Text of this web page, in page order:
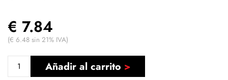
€ 7.84
(€ 6.48 sin 21% IVA)
Añadir al carrito